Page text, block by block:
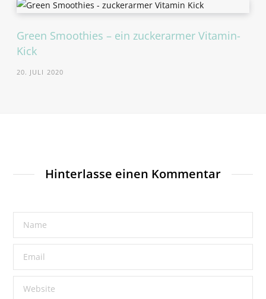
Green Smoothies – ein zuckerarmer Vitamin-
Kick
20. JULI 2020
Hinterlasse einen Kommentar